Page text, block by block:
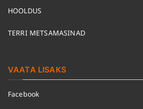
HOOLDUS
TERRI METSAMASINAD
VAATA LISAKS
Facebook